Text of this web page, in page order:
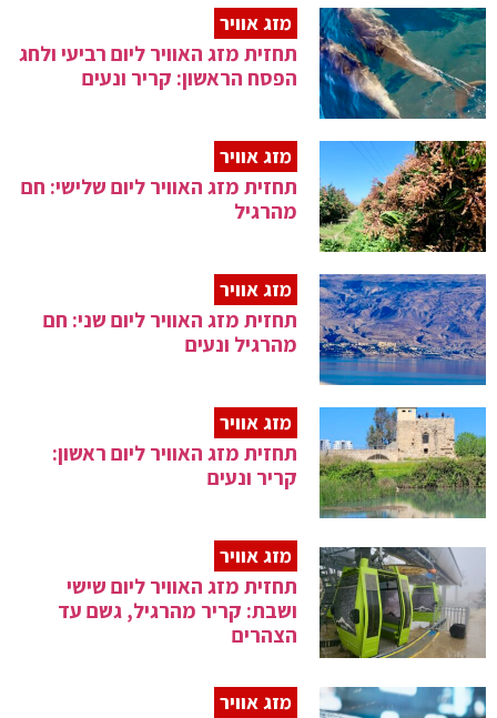
מזג אוויר
תחזית מזג האוויר ליום רביעי ולחג
הפסח הראשון: קריר ונעים
מזג אוויר
תחזית מזג האוויר ליום שלישי: חם
מהרגיל
מזג אוויר
תחזית מזג האוויר ליום שני: חם
מהרגיל ונעים
מזג אוויר
תחזית מזג האוויר ליום ראשון:
קריר ונעים
מזג אוויר
תחזית מזג האוויר ליום שישי
ושבת: קריר מהרגיל, גשם עד
הצהרים
מזג אוויר